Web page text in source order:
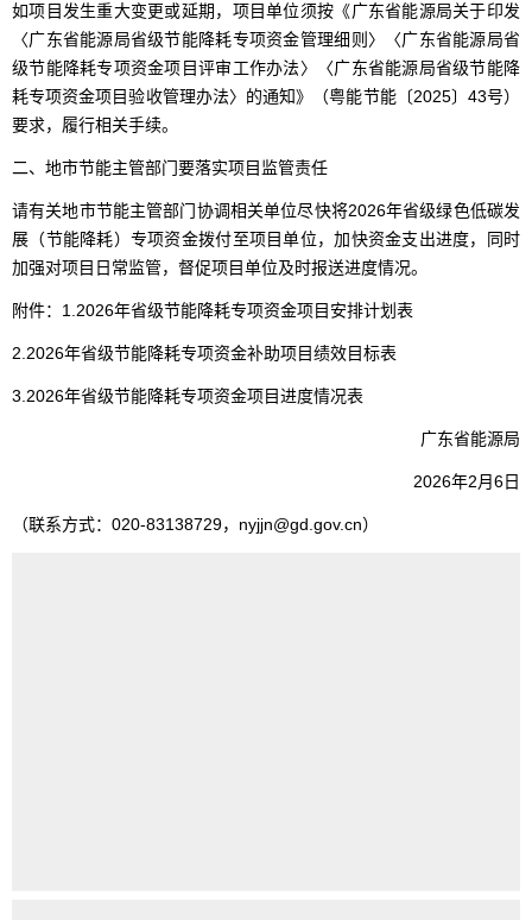
如项目发生重大变更或延期，项目单位须按《广东省能源局关于印发
〈广东省能源局省级节能降耗专项资金管理细则〉〈广东省能源局省
级节能降耗专项资金项目评审工作办法〉〈广东省能源局省级节能降
耗专项资金项目验收管理办法〉的通知》（粤能节能〔2025〕43号）
要求，履行相关手续。
二、地市节能主管部门要落实项目监管责任
请有关地市节能主管部门协调相关单位尽快将2026年省级绿色低碳发
展（节能降耗）专项资金拨付至项目单位，加快资金支出进度，同时
加强对项目日常监管，督促项目单位及时报送进度情况。
附件：1.2026年省级节能降耗专项资金项目安排计划表
2.2026年省级节能降耗专项资金补助项目绩效目标表
3.2026年省级节能降耗专项资金项目进度情况表
广东省能源局
2026年2月6日
（联系方式：020-83138729，nyjjn@gd.gov.cn）